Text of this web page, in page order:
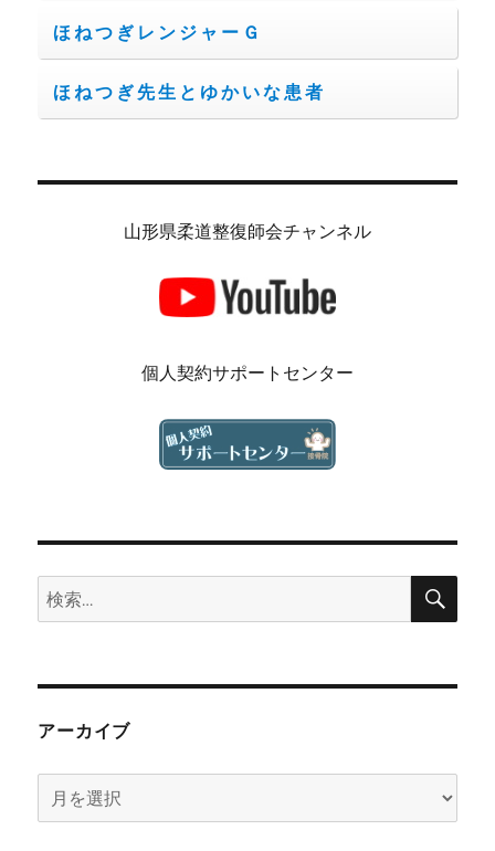
ほねつぎレンジャーＧ
ほねつぎ先生とゆかいな患者
山形県柔道整復師会チャンネル
個人契約サポートセンター
検
索:
検
アーカイブ
ー